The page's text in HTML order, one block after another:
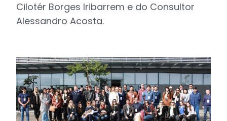
Cilotér Borges Iribarrem e do Consultor
Alessandro Acosta.